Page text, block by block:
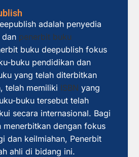
adalah penyedia
dan penerbit buku
buku deepublish fokus
buku pendidikan dan
yang telah diterbitkan
telah memiliki ISBN yang
buku tersebut telah
secara internasional. Bagi
menerbitkan dengan fokus
dan keilmiahan, Penerbit
ahli di bidang ini.